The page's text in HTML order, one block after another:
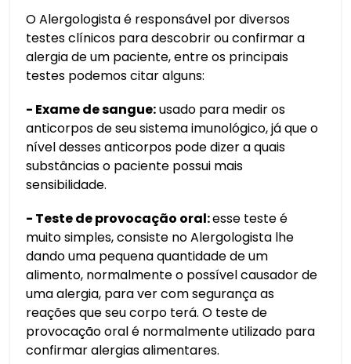
O Alergologista é responsável por diversos
testes clínicos para descobrir ou confirmar a
alergia de um paciente, entre os principais
testes podemos citar alguns:
- Exame de sangue:usado para medir os
anticorpos de seu sistema imunológico, já que o
nível desses anticorpos pode dizer a quais
substâncias o paciente possui mais
sensibilidade.
- Teste de provocação oral:esse teste é
muito simples, consiste no Alergologista lhe
dando uma pequena quantidade de um
alimento, normalmente o possível causador de
uma alergia, para ver com segurança as
reações que seu corpo terá. O teste de
provocação oral é normalmente utilizado para
confirmar alergias alimentares.